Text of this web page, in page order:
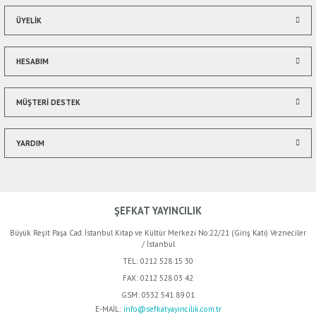
ÜYELİK
HESABIM
MÜŞTERİ DESTEK
YARDIM
ŞEFKAT YAYINCILIK
Büyük Reşit Paşa Cad. İstanbul Kitap ve Kültür Merkezi No:22/21 (Giriş Katı) Vezneciler
/ İstanbul
TEL: 0212 528 15 30
FAX: 0212 528 03 42
GSM: 0532 541 89 01
E-MAİL: info@sefkatyayincilik.com.tr